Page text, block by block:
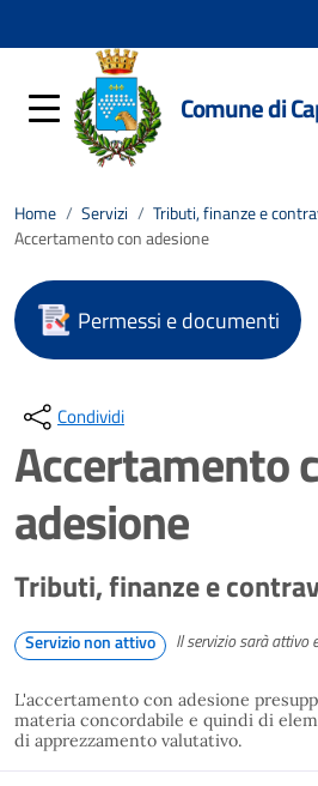
Comune di
Home / Servizi / Tributi, finanze e
Accertamento con adesione
Permessi e documenti
Condividi
Accertamento
adesione
Tributi, finanze e
Servizio non attivo Il servizio sarà
L'accertamento con adesione
materia concordabile e quindi di
di apprezzamento valutativo.